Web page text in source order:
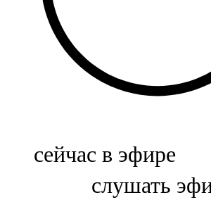
Баулы
107,5 FM
Биләр
Болгар
сейчас в эфире
слушать